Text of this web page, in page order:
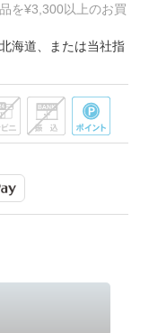
を¥3,300以上のお買
海道、または当社指